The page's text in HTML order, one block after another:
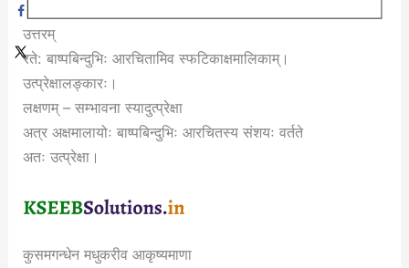
उत्तरम्
रते: बाष्पबिन्दुभिः आरचितामिव स्फटिकाक्षमालिकाम्।
उत्प्रेक्षालङ्कारः।
लक्षणम् – सम्भावना स्यादुत्प्रेक्षा
अत्र अक्षमालायोः बाष्पबिन्दुभिः आरचितस्य संशयः वर्तते
अतः उत्प्रेक्षा।
कुसमगन्धेन मधुकरीव आकृष्यमाणा